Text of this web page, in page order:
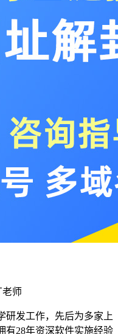
老师
研发工作，先后为多家上
有28年资深软件实施经验